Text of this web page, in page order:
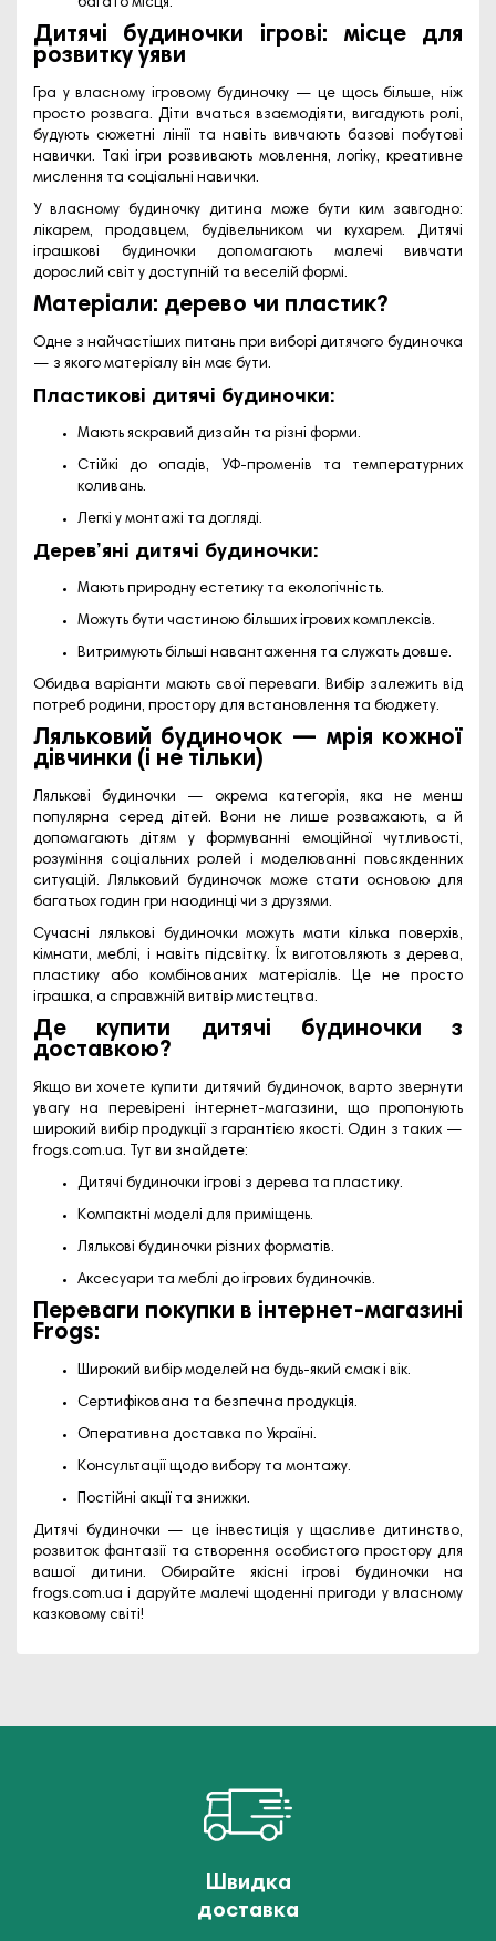
багато місця.
Дитячі будиночки ігрові: місце для
розвитку уяви
Гра у власному ігровому будиночку — це щось більше, ніж
просто розвага. Діти вчаться взаємодіяти, вигадують ролі,
будують сюжетні лінії та навіть вивчають базові побутові
навички. Такі ігри розвивають мовлення, логіку, креативне
мислення та соціальні навички.
У власному будиночку дитина може бути ким завгодно:
лікарем, продавцем, будівельником чи кухарем. Дитячі
іграшкові будиночки допомагають малечі вивчати
дорослий світ у доступній та веселій формі.
Матеріали: дерево чи пластик?
Одне з найчастіших питань при виборі дитячого будиночка
— з якого матеріалу він має бути.
Пластикові дитячі будиночки:
Мають яскравий дизайн та різні форми.
Стійкі до опадів, УФ-променів та температурних
коливань.
Легкі у монтажі та догляді.
Дерев’яні дитячі будиночки:
Мають природну естетику та екологічність.
Можуть бути частиною більших ігрових комплексів.
Витримують більші навантаження та служать довше.
Обидва варіанти мають свої переваги. Вибір залежить від
потреб родини, простору для встановлення та бюджету.
Ляльковий будиночок — мрія кожної
дівчинки (і не тільки)
Лялькові будиночки — окрема категорія, яка не менш
популярна серед дітей. Вони не лише розважають, а й
допомагають дітям у формуванні емоційної чутливості,
розуміння соціальних ролей і моделюванні повсякденних
ситуацій. Ляльковий будиночок може стати основою для
багатьох годин гри наодинці чи з друзями.
Сучасні лялькові будиночки можуть мати кілька поверхів,
кімнати, меблі, і навіть підсвітку. Їх виготовляють з дерева,
пластику або комбінованих матеріалів. Це не просто
іграшка, а справжній витвір мистецтва.
Де купити дитячі будиночки з
доставкою?
Якщо ви хочете купити дитячий будиночок, варто звернути
увагу на перевірені інтернет-магазини, що пропонують
широкий вибір продукції з гарантією якості. Один з таких —
frogs.com.ua. Тут ви знайдете:
Дитячі будиночки ігрові з дерева та пластику.
Компактні моделі для приміщень.
Лялькові будиночки різних форматів.
Аксесуари та меблі до ігрових будиночків.
Переваги покупки в інтернет-магазині
Frogs:
Широкий вибір моделей на будь-який смак і вік.
Сертифікована та безпечна продукція.
Оперативна доставка по Україні.
Консультації щодо вибору та монтажу.
Постійні акції та знижки.
Дитячі будиночки — це інвестиція у щасливе дитинство,
розвиток фантазії та створення особистого простору для
вашої дитини. Обирайте якісні ігрові будиночки на
frogs.com.ua і даруйте малечі щоденні пригоди у власному
казковому світі!
Швидка
доставка